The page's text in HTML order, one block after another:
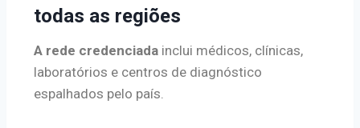
todas as regiões
A rede credenciada inclui médicos, clínicas,
laboratórios e centros de diagnóstico
espalhados pelo país.